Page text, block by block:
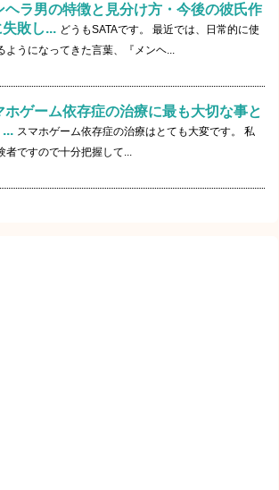
ヘラ男の特徴と見分け方・今後の彼氏作
失敗し... どうもSATAです。 最近では、日常的に使
ようになってきた言葉、『メンヘ...
ホゲーム依存症の治療に最も大切な事と
スマホゲーム依存症の治療はとても大変です。 私
者ですので十分把握して...